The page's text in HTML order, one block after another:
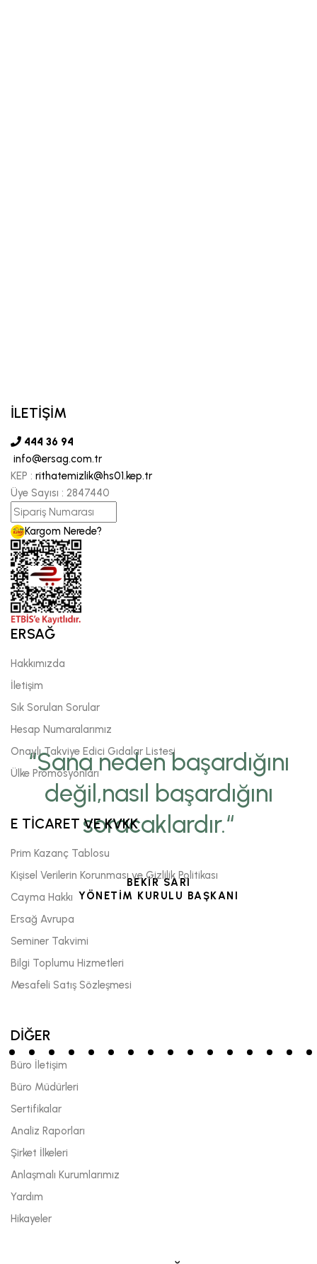
“Sana neden başardığını
değil,nasıl başardığını
soracaklardır.“
BEKİR SARI
YÖNETİM KURULU BAŞKANI
İLETİŞİM
444 36 94
info@ersag.com.tr
KEP : rithatemizlik@hs01.kep.tr
Üye Sayısı : 2847440
Kargom Nerede?
ERSAĞ
Hakkımızda
İletişim
Sık Sorulan Sorular
Hesap Numaralarımız
Onaylı Takviye Edici Gıdalar Listesi
Ülke Promosyonları
E TİCARET VE KVKK
Prim Kazanç Tablosu
Kişisel Verilerin Korunması ve Gizlilik Politikası
Cayma Hakkı
Ersağ Avrupa
Seminer Takvimi
Bilgi Toplumu Hizmetleri
Mesafeli Satış Sözleşmesi
DİĞER
Büro İletişim
Büro Müdürleri
Sertifikalar
Analiz Raporları
Şirket İlkeleri
Anlaşmalı Kurumlarımız
Yardım
Hikayeler